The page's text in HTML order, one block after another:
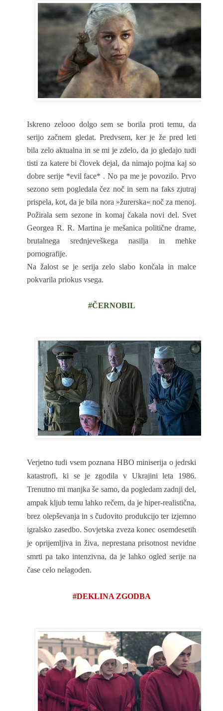
Iskreno zelooo dolgo sem se borila proti temu, da
serijo začnem gledat. Predvsem, ker je že pred leti
bila zelo aktualna in se mi je zdelo, da jo gledajo tudi
tisti za katere bi človek dejal, da nimajo pojma kaj so
dobre serije *evil face* . No pa me je povozilo. Prvo
sezono sem pogledala čez noč in sem na faks zjutraj
prispela, kot, da je bila nora »žurerska« noč za menoj.
Požirala sem sezone in komaj čakala novi del. Svet
Georgea R. R. Martina je mešanica politične drame,
brutalnega srednjeveškega nasilja in mehke
pornografije.
Na žalost se je serija zelo slabo končala in malce
pokvarila priokus vsega.
#ČERNOBIL
Verjetno tudi vsem poznana HBO miniserija o jedrski
katastrofi, ki se je zgodila v Ukrajini leta 1986.
Trenutno mi manjka še samo, da pogledam zadnji del,
ampak kljub temu lahko rečem, da je hiper-realistična,
brez olepševanja in s čudovito produkcijo ter izjemno
igralsko zasedbo. Sovjetska zveza konec osemdesetih
je oprijemljiva in živa, neprestana prisotnost nevidne
smrti pa tako intenzivna, da je lahko ogled serije na
čase celo nelagoden.
#DEKLINA ZGODBA